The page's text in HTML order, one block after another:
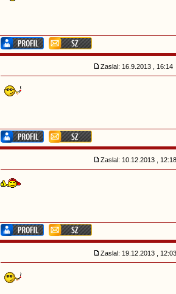
Zaslal: 16.9.2013 , 16:14
Zaslal: 10.12.2013 ,
Zaslal: 19.12.2013 ,